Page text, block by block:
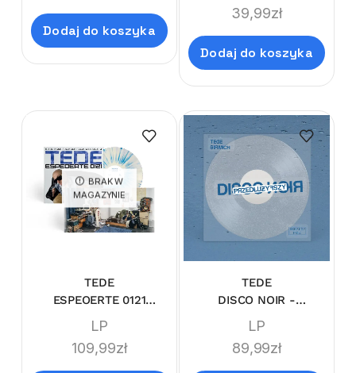
Dodaj do koszyka
39,99zł
Dodaj do koszyka
BRAK W
MAGAZYNIE
TEDE
ESPEOERTE 0121
SPLATTER)
LP
109,99zł
TEDE
DISCO NOIR -
(GLITTER VINYL
LIMI'TEDE'DITION)
LP
89,99zł